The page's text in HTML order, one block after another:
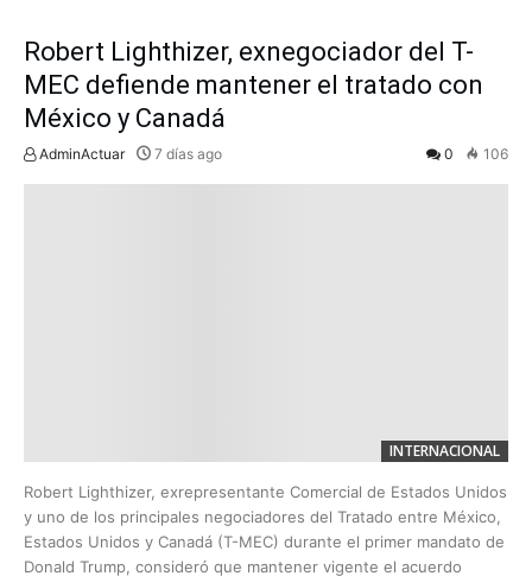
Robert Lighthizer, exnegociador del T-
MEC defiende mantener el tratado con
México y Canadá
AdminActuar 7 días ago 0 106
INTERNACIONAL
Robert Lighthizer, exrepresentante Comercial de Estados Unidos
y uno de los principales negociadores del Tratado entre México,
Estados Unidos y Canadá (T-MEC) durante el primer mandato de
Donald Trump, consideró que mantener vigente el acuerdo